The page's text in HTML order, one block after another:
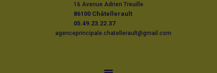
16 Avenue Adrien Treuille
86100 Châtellerault
05.49.23.22.37
agenceprincipale.chatellerault@gmail.com
L’AGENCE
CONTACT